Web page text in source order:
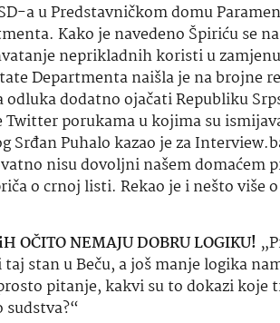
a u Predstavničkom domu
Kako je navedeno Špiriću se
neprikladnih koristi u
Departmenta naišla je na brojne
odluka dodatno ojačati Republiku
porukama u kojima su
Srđan Puhalo kazao je za
nisu dovoljni našem domaćem
o crnoj listi. Rekao je i nešto
OČITO NEMAJU DOBRU LOGIKU!
stan u Beču, a još manje logika
pitanje, kakvi su to dokazi